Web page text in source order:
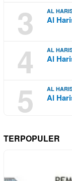
3 AL
Al
4 AL
Al
5 AL
Al
TERPOPULER